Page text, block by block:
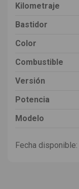
Kilometraje
Bastidor
Color
Combustible
Versión
Potencia
Modelo
Fecha disponible: